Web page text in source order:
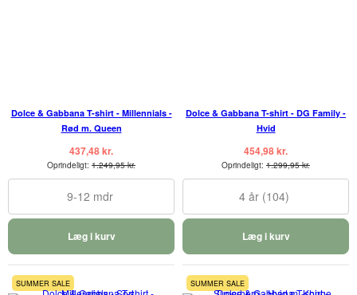
Dolce & Gabbana T-shirt - Millennials -
Rød m. Queen
437,48 kr.
Oprindeligt: 1.249,95 kr.
9-12 mdr
Læg i kurv
Dolce & Gabbana T-shirt - DG Family -
Hvid
454,98 kr.
Oprindeligt: 1.299,95 kr.
4 år (104)
Læg i kurv
SUMMER SALE SUMMER SALE